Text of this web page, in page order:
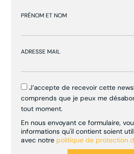
PRÉNOM ET NOM
ADRESSE MAIL
J’accepte de recevoir cette
comprends que je peux me
tout moment.
En nous envoyant ce formulaire,
informations qu'il contient soient
avec notre politique de protection